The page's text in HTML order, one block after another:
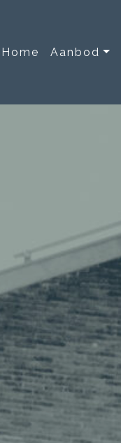
Home Aanbod